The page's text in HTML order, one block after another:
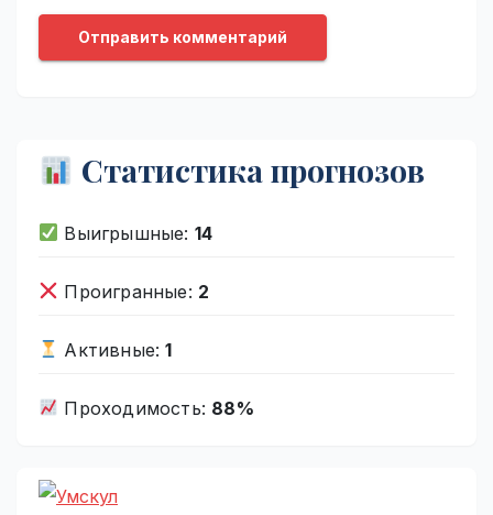
Статистика прогнозов
Выигрышные: 14
Проигранные: 2
Активные:1
Проходимость: 88%